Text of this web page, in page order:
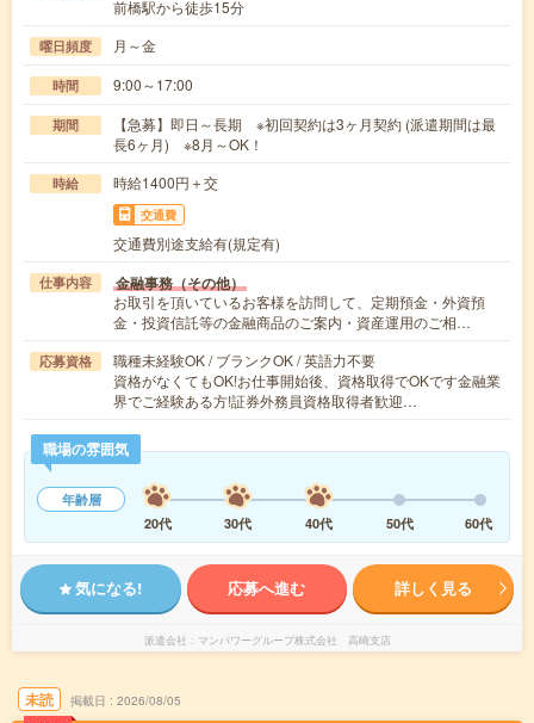
前橋駅から徒歩15分
曜日頻度 月～金
時間 9:00～17:00
期間
【急募】即日～長期 ※初回契約は3ヶ月契約 (派遣期間は最
長6ヶ月) ※8月～OK！
時給 時給1400円＋交
交通費
交通費別途支給有(規定有)
仕事内容 金融事務（その他）
お取引を頂いているお客様を訪問して、定期預金・外資預
金・投資信託等の金融商品のご案内・資産運用のご相…
応募資格
職種未経験OK / ブランクOK / 英語力不要
資格がなくてもOK!お仕事開始後、資格取得でOKです金融業
界でご経験ある方!証券外務員資格取得者歓迎…
職場の雰囲気
年齢層
20代
30代 40代 50代 60代
気になる! 応募へ進む 詳しく見る
派遣会社 マンパワーグループ株式会社 高崎支店
未読 掲載日 2026/08/05